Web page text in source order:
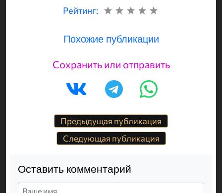
Рейтинг:
Похожие публикации
Сохранить или отправить
Предыдущая публикация
Следующая публикация
Оставить комментарий